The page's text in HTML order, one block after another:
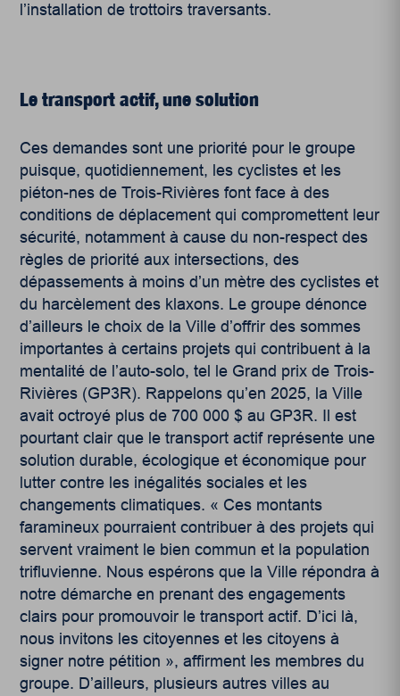
l’installation de trottoirs traversants.
Le transport actif, une solution
Ces demandes sont une priorité pour le groupe
puisque, quotidiennement, les cyclistes et les
piéton-nes de Trois-Rivières font face à des
conditions de déplacement qui compromettent leur
sécurité, notamment à cause du non-respect des
règles de priorité aux intersections, des
dépassements à moins d’un mètre des cyclistes et
du harcèlement des klaxons. Le groupe dénonce
d’ailleurs le choix de la Ville d’offrir des sommes
importantes à certains projets qui contribuent à la
mentalité de l’auto-solo, tel le Grand prix de Trois-
Rivières (GP3R). Rappelons qu’en 2025, la Ville
avait octroyé plus de 700 000 $ au GP3R. Il est
pourtant clair que le transport actif représente une
solution durable, écologique et économique pour
lutter contre les inégalités sociales et les
changements climatiques. « Ces montants
faramineux pourraient contribuer à des projets qui
servent vraiment le bien commun et la population
trifluvienne. Nous espérons que la Ville répondra à
notre démarche en prenant des engagements
clairs pour promouvoir le transport actif. D’ici là,
nous invitons les citoyennes et les citoyens à
signer notre pétition », affirment les membres du
groupe. D’ailleurs, plusieurs autres villes au